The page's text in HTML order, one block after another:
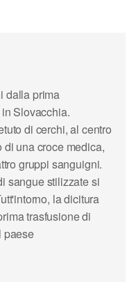
dalla prima
Slovacchia.
di cerchi, al centro
una croce medica,
gruppi sanguigni.
sangue stilizzate si
la dicitura
trasfusione di
paese